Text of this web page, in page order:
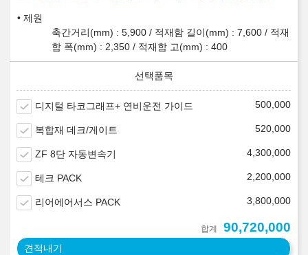
제원
축간거리(mm) : 5,900 / 적재함 길이(mm) : 7,600 / 적재
함 폭(mm) : 2,350 / 적재함 고(mm) : 400
디지털 타코그래프+ 연비운전 가이드 500,000
복합재 데크/게이트 520,000
ZF 8단 자동변속기 4,300,000
테크 PACK 2,200,000
리어에어서스 PACK 3,800,000
합계 90,720,000
견적내기